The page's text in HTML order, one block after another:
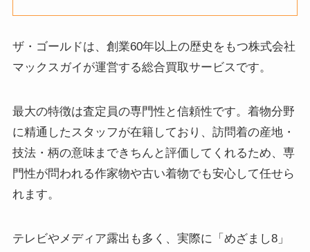
ザ・ゴールドは、創業60年以上の歴史をもつ株式会社
マックスガイが運営する総合買取サービスです。
最大の特徴は査定員の専門性と信頼性です。着物分野
に精通したスタッフが在籍しており、訪問着の産地・
技法・柄の意味まできちんと評価してくれるため、専
門性が問われる作家物や古い着物でも安心して任せら
れます。
テレビやメディア露出も多く、実際に「めざまし8」